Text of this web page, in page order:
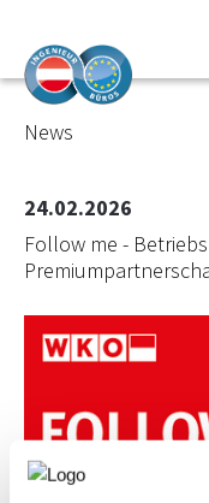
News
24.02.2026
Follow me -